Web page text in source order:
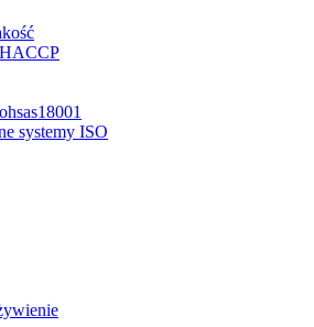
systemy ISO